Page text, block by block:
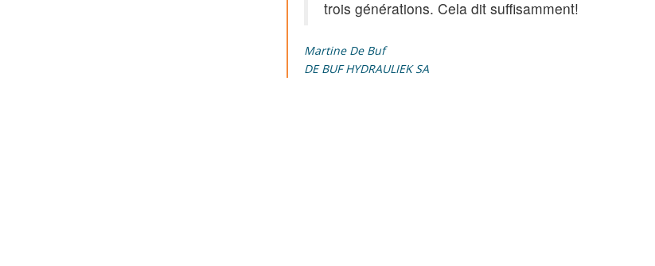
trois générations. Cela dit suffisamment!
Martine De Buf
DE BUF HYDRAULIEK SA